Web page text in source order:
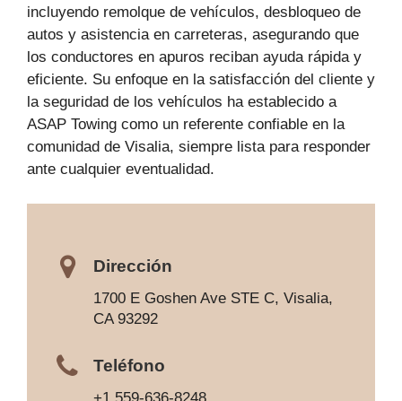
incluyendo remolque de vehículos, desbloqueo de
autos y asistencia en carreteras, asegurando que
los conductores en apuros reciban ayuda rápida y
eficiente. Su enfoque en la satisfacción del cliente y
la seguridad de los vehículos ha establecido a
ASAP Towing como un referente confiable en la
comunidad de Visalia, siempre lista para responder
ante cualquier eventualidad.
Dirección
1700 E Goshen Ave STE C, Visalia,
CA 93292
Teléfono